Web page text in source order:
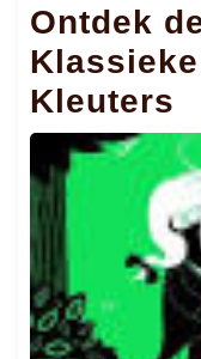
Ontdek
Kleuters